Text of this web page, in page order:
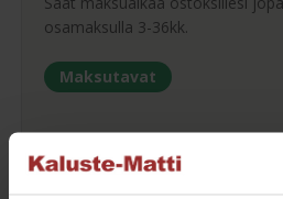
osamaksulla 3-36kk.
Maksutavat